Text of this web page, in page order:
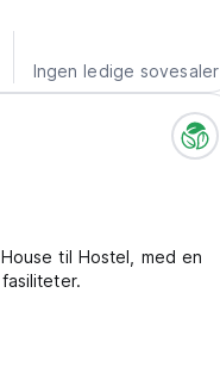
Ingen ledige sovesaler
til Hostel, med en